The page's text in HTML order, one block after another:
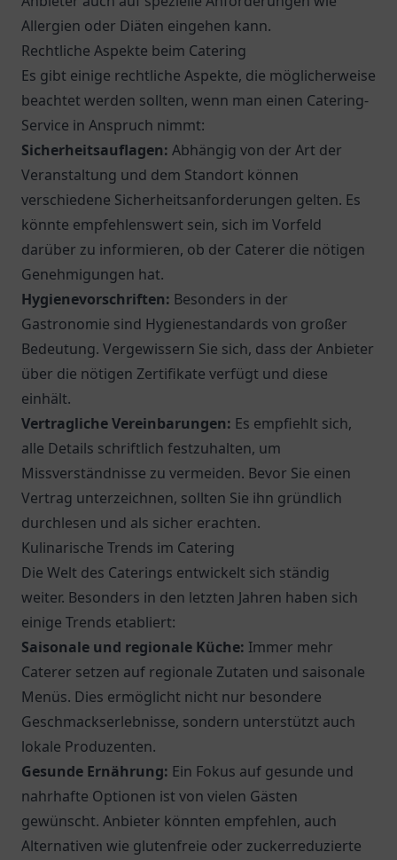
Allergien oder Diäten eingehen kann.
Rechtliche Aspekte beim Catering
Es gibt einige rechtliche Aspekte, die möglicherweise
beachtet werden sollten, wenn man einen Catering-
Service in Anspruch nimmt:
Sicherheitsauflagen: Abhängig von der Art der
Veranstaltung und dem Standort können
verschiedene Sicherheitsanforderungen gelten. Es
könnte empfehlenswert sein, sich im Vorfeld
darüber zu informieren, ob der Caterer die nötigen
Genehmigungen hat.
Hygienevorschriften: Besonders in der
Gastronomie sind Hygienestandards von großer
Bedeutung. Vergewissern Sie sich, dass der Anbieter
über die nötigen Zertifikate verfügt und diese
einhält.
Vertragliche Vereinbarungen: Es empfiehlt sich,
alle Details schriftlich festzuhalten, um
Missverständnisse zu vermeiden. Bevor Sie einen
Vertrag unterzeichnen, sollten Sie ihn gründlich
durchlesen und als sicher erachten.
Kulinarische Trends im Catering
Die Welt des Caterings entwickelt sich ständig
weiter. Besonders in den letzten Jahren haben sich
einige Trends etabliert:
Saisonale und regionale Küche: Immer mehr
Caterer setzen auf regionale Zutaten und saisonale
Menüs. Dies ermöglicht nicht nur besondere
Geschmackserlebnisse, sondern unterstützt auch
lokale Produzenten.
Gesunde Ernährung: Ein Fokus auf gesunde und
nahrhafte Optionen ist von vielen Gästen
gewünscht. Anbieter könnten empfehlen, auch
Alternativen wie glutenfreie oder zuckerreduzierte